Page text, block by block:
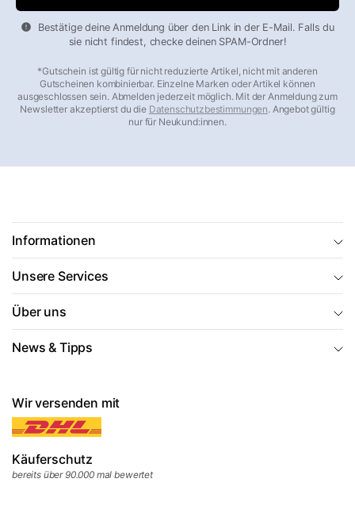
Bestätige deine Anmeldung über den Link in der E-Mail. Falls du
sie nicht findest, checke deinen SPAM-Ordner!
*Gutschein ist gültig für nicht reduzierte Artikel, nicht mit anderen
Gutscheinen kombinierbar. Einzelne Marken oder Artikel können
ausgeschlossen sein. Abmelden jederzeit möglich. Mit der Anmeldung zum
Newsletter akzeptierst du die Datenschutzbestimmungen. Angebot gültig
nur für Neukund:innen.
Informationen
Unsere Services
Über uns
News & Tipps
Wir versenden mit
Käuferschutz
bereits über 90.000 mal bewertet